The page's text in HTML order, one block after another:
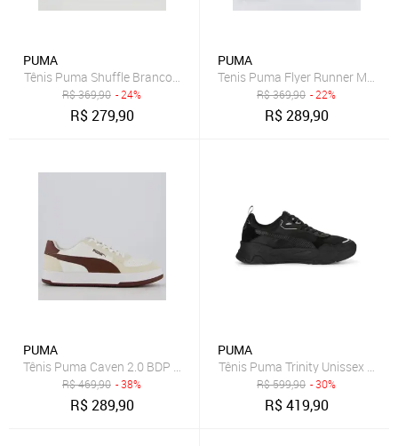
PUMA
Tênis Puma Shuffle Branco e Dourado
R$369,90 - 24%
R$279,90
PUMA
Tenis Puma Flyer Runner Mesh
R$369,90 - 22%
R$289,90
PUMA
Tênis Puma Caven 2.0 BDP Off White e Marrom
R$469,90 - 38%
R$289,90
PUMA
Tênis Puma Trinity Unissex -
R$599,90 - 30%
R$419,90